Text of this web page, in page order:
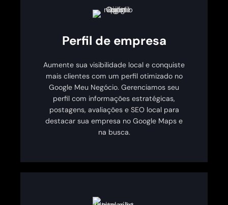
Perfil de empresa
Aumente sua visibilidade local e conquiste
mais clientes com um perfil otimizado no
Google Meu Negócio. Gerenciamos seu
perfil com informações estratégicas,
postagens, avaliações e SEO local para
destacar sua empresa no Google Maps e
na busca.